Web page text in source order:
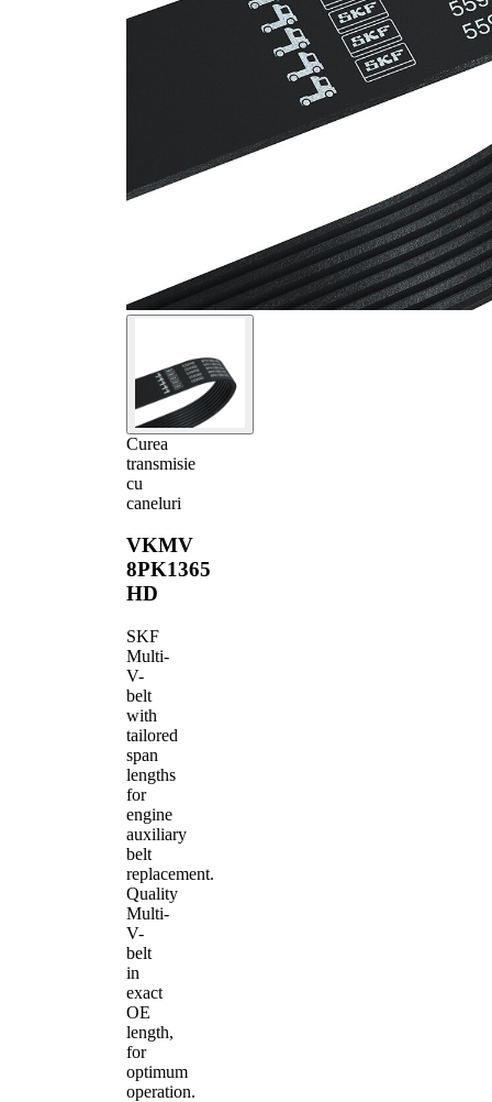
Curea
transmisie
cu
caneluri
VKMV
8PK1365
HD
SKF
Multi-
V-
belt
with
tailored
span
lengths
for
engine
auxiliary
belt
replacement.
Quality
Multi-
V-
belt
in
exact
OE
length,
for
optimum
operation.